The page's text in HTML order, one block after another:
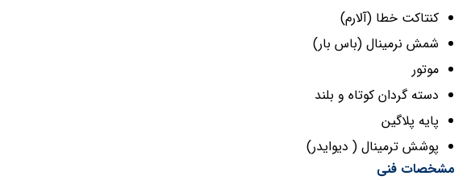
کنتاکت خطا (آلارم)
شمش نرمینال (باس بار)
موتور
دسته گردان کوتاه و بلند
پایه پلاگین
پوشش ترمینال ( دیوایدر)
مشخصات فنی